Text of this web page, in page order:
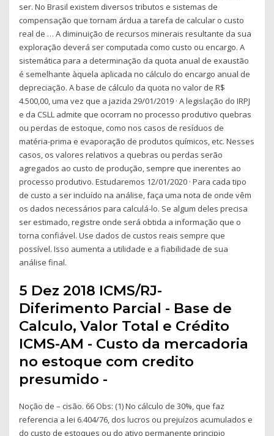
ser. No Brasil existem diversos tributos e sistemas de
compensação que tornam árdua a tarefa de calcular o custo
real de … A diminuição de recursos minerais resultante da sua
exploração deverá ser computada como custo ou encargo. A
sistemática para a determinação da quota anual de exaustão
é semelhante àquela aplicada no cálculo do encargo anual de
depreciação. A base de cálculo da quota no valor de R$
4.500,00, uma vez que a jazida 29/01/2019 · A legislação do IRPJ
e da CSLL admite que ocorram no processo produtivo quebras
ou perdas de estoque, como nos casos de resíduos de
matéria-prima e evaporação de produtos químicos, etc. Nesses
casos, os valores relativos a quebras ou perdas serão
agregados ao custo de produção, sempre que inerentes ao
processo produtivo. Estudaremos 12/01/2020 · Para cada tipo
de custo a ser incluído na análise, faça uma nota de onde vêm
os dados necessários para calculá-lo. Se algum deles precisa
ser estimado, registre onde será obtida a informação que o
torna confiável. Use dados de custos reais sempre que
possível. Isso aumenta a utilidade e a fiabilidade de sua
análise final.
5 Dez 2018 ICMS/RJ-
Diferimento Parcial - Base de
Calculo, Valor Total e Crédito
ICMS-AM - Custo da mercadoria
no estoque com credito
presumido -
Noção de – cisão. 66 Obs: (1) No cálculo de 30%, que faz
referencia a lei 6.404/76, dos lucros ou prejuízos acumulados e
do custo de estoques ou do ativo permanente principio